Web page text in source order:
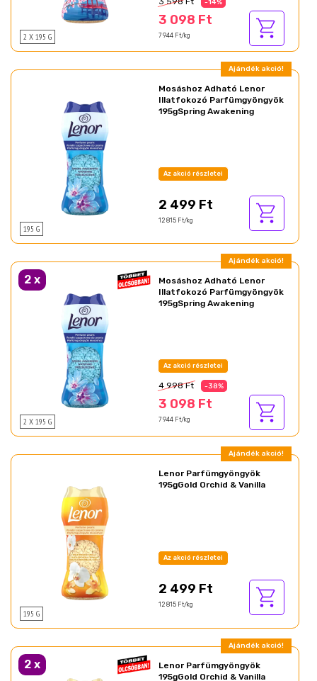
2 X 195 G
-14%
3 098 Ft
7 944 Ft/kg
Ajándék akció!
195 G
Mosáshoz Adható Lenor
Illatfokozó Parfümgyöngyök
195gSpring Awakening
Az akció részletei
2 499 Ft
12 815 Ft/kg
Ajándék akció!
2 x
2 X 195 G
Mosáshoz Adható Lenor
Illatfokozó Parfümgyöngyök
195gSpring Awakening
Az akció részletei
4 998 Ft -38%
3 098 Ft
7 944 Ft/kg
Ajándék akció!
195 G
Lenor Parfümgyöngyök
195gGold Orchid & Vanilla
Az akció részletei
2 499 Ft
12 815 Ft/kg
Ajándék akció!
2 x
Lenor Parfümgyöngyök
195gGold Orchid & Vanilla